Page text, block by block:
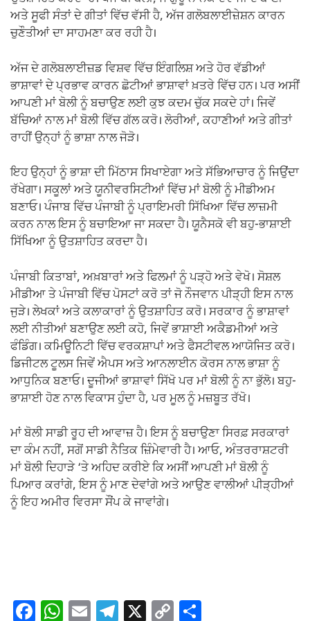
ਅਤੇ ਸੂਫੀ ਸੰਤਾਂ ਦੇ ਗੀਤਾਂ ਵਿੱਚ ਵੱਸੀ ਹੈ, ਅੱਜ ਗਲੋਬਲਾਈਜ਼ੇਸ਼ਨ ਕਾਰਨ
ਚੁਣੌਤੀਆਂ ਦਾ ਸਾਹਮਣਾ ਕਰ ਰਹੀ ਹੈ।
ਅੱਜ ਦੇ ਗਲੋਬਲਾਈਜ਼ਡ ਵਿਸ਼ਵ ਵਿੱਚ ਇੰਗਲਿਸ਼ ਅਤੇ ਹੋਰ ਵੱਡੀਆਂ
ਭਾਸ਼ਾਵਾਂ ਦੇ ਪ੍ਰਭਾਵ ਕਾਰਨ ਛੋਟੀਆਂ ਭਾਸ਼ਾਵਾਂ ਖ਼ਤਰੇ ਵਿੱਚ ਹਨ। ਪਰ ਅਸੀਂ
ਆਪਣੀ ਮਾਂ ਬੋਲੀ ਨੂੰ ਬਚਾਉਣ ਲਈ ਕੁਝ ਕਦਮ ਚੁੱਕ ਸਕਦੇ ਹਾਂ। ਜਿਵੇਂ
ਬੱਚਿਆਂ ਨਾਲ ਮਾਂ ਬੋਲੀ ਵਿੱਚ ਗੱਲ ਕਰੋ। ਲੋਰੀਆਂ, ਕਹਾਣੀਆਂ ਅਤੇ ਗੀਤਾਂ
ਰਾਹੀਂ ਉਨ੍ਹਾਂ ਨੂੰ ਭਾਸ਼ਾ ਨਾਲ ਜੋੜੋ।
ਇਹ ਉਨ੍ਹਾਂ ਨੂੰ ਭਾਸ਼ਾ ਦੀ ਮਿੱਠਾਸ ਸਿਖਾਏਗਾ ਅਤੇ ਸੱਭਿਆਚਾਰ ਨੂੰ ਜਿਉਂਦਾ
ਰੱਖੇਗਾ। ਸਕੂਲਾਂ ਅਤੇ ਯੂਨੀਵਰਸਿਟੀਆਂ ਵਿੱਚ ਮਾਂ ਬੋਲੀ ਨੂੰ ਮੀਡੀਅਮ
ਬਣਾਓ। ਪੰਜਾਬ ਵਿੱਚ ਪੰਜਾਬੀ ਨੂੰ ਪ੍ਰਾਇਮਰੀ ਸਿੱਖਿਆ ਵਿੱਚ ਲਾਜ਼ਮੀ
ਕਰਨ ਨਾਲ ਇਸ ਨੂੰ ਬਚਾਇਆ ਜਾ ਸਕਦਾ ਹੈ। ਯੂਨੈਸਕੋ ਵੀ ਬਹੁ-ਭਾਸ਼ਾਈ
ਸਿੱਖਿਆ ਨੂੰ ਉਤਸ਼ਾਹਿਤ ਕਰਦਾ ਹੈ।
ਪੰਜਾਬੀ ਕਿਤਾਬਾਂ, ਅਖ਼ਬਾਰਾਂ ਅਤੇ ਫਿਲਮਾਂ ਨੂੰ ਪੜ੍ਹੋ ਅਤੇ ਵੇਖੋ। ਸੋਸ਼ਲ
ਮੀਡੀਆ ਤੇ ਪੰਜਾਬੀ ਵਿੱਚ ਪੋਸਟਾਂ ਕਰੋ ਤਾਂ ਜੋ ਨੌਜਵਾਨ ਪੀੜ੍ਹੀ ਇਸ ਨਾਲ
ਜੁੜੇ। ਲੇਖਕਾਂ ਅਤੇ ਕਲਾਕਾਰਾਂ ਨੂੰ ਉਤਸ਼ਾਹਿਤ ਕਰੋ। ਸਰਕਾਰ ਨੂੰ ਭਾਸ਼ਾਵਾਂ
ਲਈ ਨੀਤੀਆਂ ਬਣਾਉਣ ਲਈ ਕਹੋ, ਜਿਵੇਂ ਭਾਸ਼ਾਈ ਅਕੈਡਮੀਆਂ ਅਤੇ
ਫੰਡਿੰਗ। ਕਮਿਊਨਿਟੀ ਵਿੱਚ ਵਰਕਸ਼ਾਪਾਂ ਅਤੇ ਫੈਸਟੀਵਲ ਆਯੋਜਿਤ ਕਰੋ।
ਡਿਜੀਟਲ ਟੂਲਸ ਜਿਵੇਂ ਐਪਸ ਅਤੇ ਆਨਲਾਈਨ ਕੋਰਸ ਨਾਲ ਭਾਸ਼ਾ ਨੂੰ
ਆਧੁਨਿਕ ਬਣਾਓ। ਦੂਜੀਆਂ ਭਾਸ਼ਾਵਾਂ ਸਿੱਖੋ ਪਰ ਮਾਂ ਬੋਲੀ ਨੂੰ ਨਾ ਭੁੱਲੋ। ਬਹੁ-
ਭਾਸ਼ਾਈ ਹੋਣ ਨਾਲ ਵਿਕਾਸ ਹੁੰਦਾ ਹੈ, ਪਰ ਮੂਲ ਨੂੰ ਮਜ਼ਬੂਤ ਰੱਖੋ।
ਮਾਂ ਬੋਲੀ ਸਾਡੀ ਰੂਹ ਦੀ ਆਵਾਜ਼ ਹੈ। ਇਸ ਨੂੰ ਬਚਾਉਣਾ ਸਿਰਫ਼ ਸਰਕਾਰਾਂ
ਦਾ ਕੰਮ ਨਹੀਂ, ਸਗੋਂ ਸਾਡੀ ਨੈਤਿਕ ਜ਼ਿੰਮੇਵਾਰੀ ਹੈ। ਆਓ, ਅੰਤਰਰਾਸ਼ਟਰੀ
ਮਾਂ ਬੋਲੀ ਦਿਹਾੜੇ ‘ਤੇ ਅਹਿਦ ਕਰੀਏ ਕਿ ਅਸੀਂ ਆਪਣੀ ਮਾਂ ਬੋਲੀ ਨੂੰ
ਪਿਆਰ ਕਰਾਂਗੇ, ਇਸ ਨੂੰ ਮਾਣ ਦੇਵਾਂਗੇ ਅਤੇ ਆਉਣ ਵਾਲੀਆਂ ਪੀੜ੍ਹੀਆਂ
ਨੂੰ ਇਹ ਅਮੀਰ ਵਿਰਸਾ ਸੌਂਪ ਕੇ ਜਾਵਾਂਗੇ।
F W E T X C